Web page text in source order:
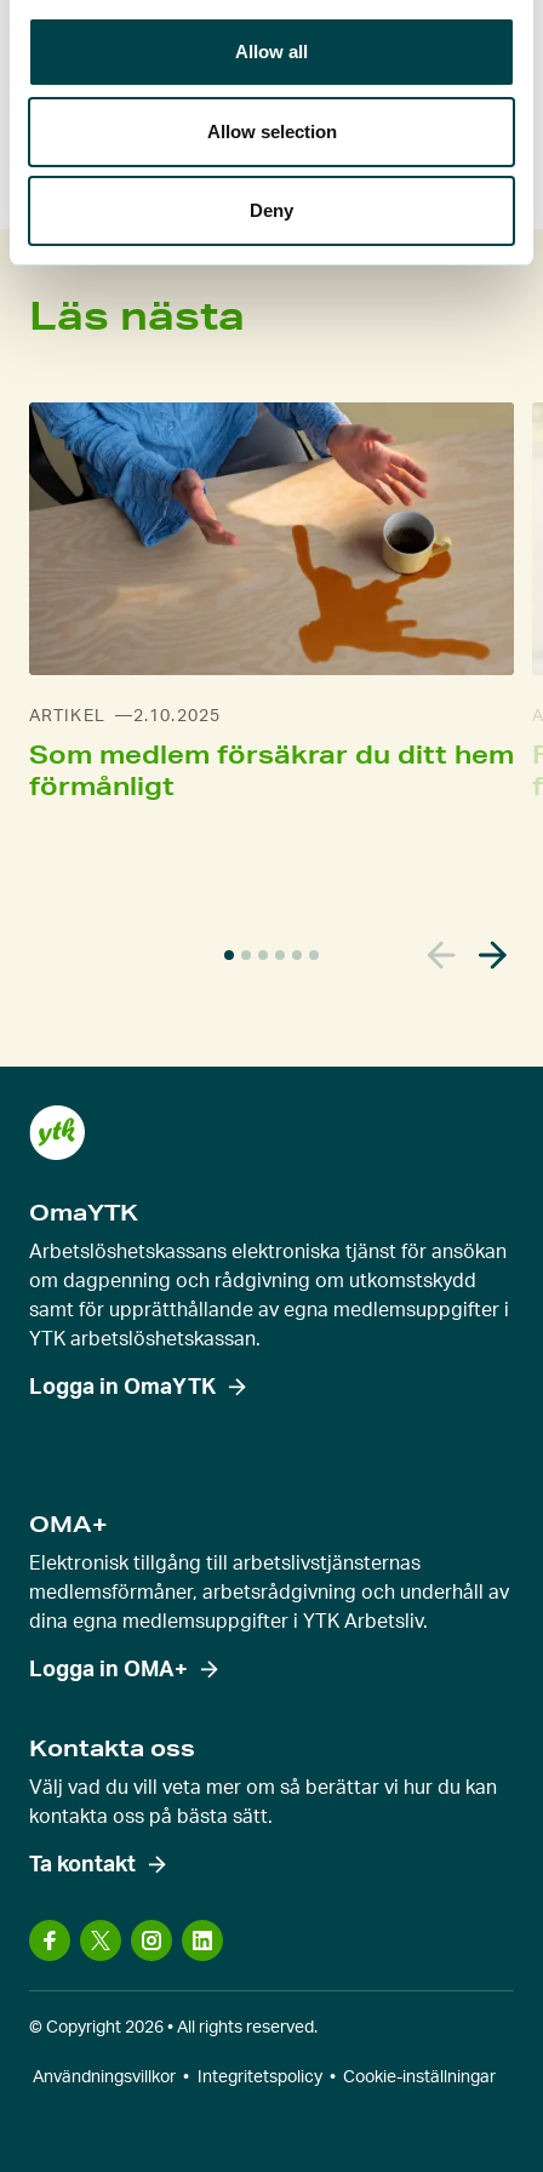
Allow all
Allow selection
Deny
Ämnen
Läs nästa
ARTIKEL 2.10.2025
Som medlem försäkrar du ditt hem
förmånligt
l
s
j
u
t
r
e
g
y
OmaYTK
Arbetslöshetskassans elektroniska tjänst för ansökan
om dagpenning och rådgivning om utkomstskydd
samt för upprätthållande av egna medlemsuppgifter i
YTK arbetslöshetskassan.
Logga in OmaYTK
OMA+
Elektronisk tillgång till arbetslivstjänsternas
medlemsförmåner, arbetsrådgivning och underhåll av
dina egna medlemsuppgifter i YTK Arbetsliv.
Logga in OMA+
Kontakta oss
Välj vad du vill veta mer om så berättar vi hur du kan
kontakta oss på bästa sätt.
Ta kontakt
© Copyright 2026 • All rights reserved.
Användningsvillkor • Integritetspolicy • Cookie-inställningar